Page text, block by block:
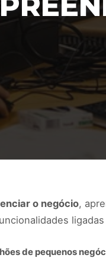
o negócio,
de pequenos